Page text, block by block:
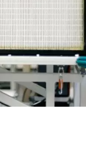
WATER TECHNOLOGIES